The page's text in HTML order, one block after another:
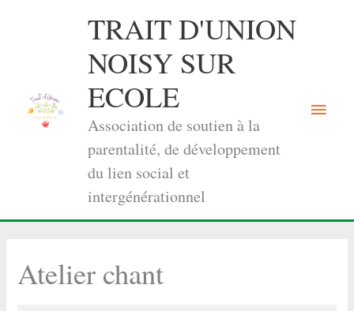
TRAIT D'UNION
NOISY SUR
ECOLE
Association de soutien à la
parentalité, de développement
du lien social et
intergénérationnel
Menu
Atelier chant